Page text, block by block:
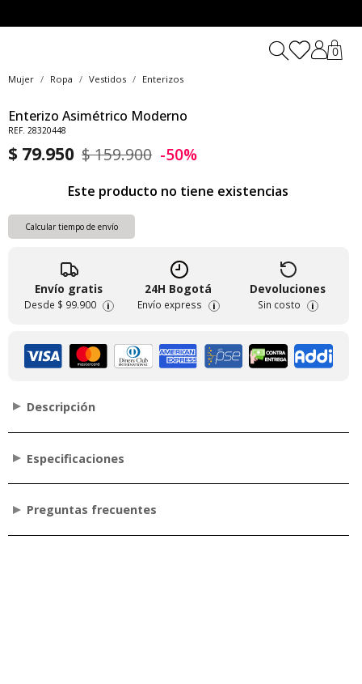
0
Mujer Ropa Vestidos Enterizos
Enterizo Asimétrico Moderno
REF. 28320448
$ 79.950 $ 159.900 -50%
Este producto no tiene existencias
Calcular tiempo de envío
Envío gratis
Desde $ 99.900 i
24H Bogotá
Envío express i
Devoluciones
Sin costo i
Descripción
Especificaciones
Preguntas frecuentes